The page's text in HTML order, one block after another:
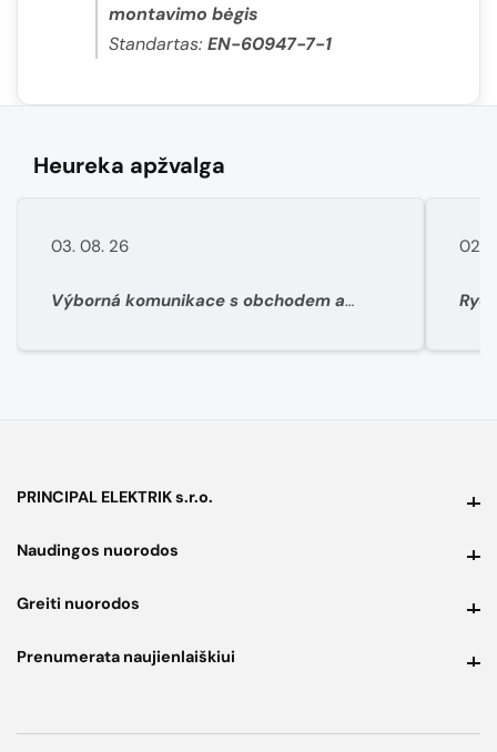
montavimo bėgis
Standartas: EN-60947-7-1
Heureka apžvalga
03. 08. 26
Výborná komunikace s obchodem a
02.
PRINCIPAL ELEKTRIK s.r.o.PRINCIPAL ELEKTRIK s.r.o.
Naudingos nuorodosNaudingos nuorodos
Greiti nuorodos
Prenumerata naujienlaiškiuiPrenumerata naujienlaiškiui